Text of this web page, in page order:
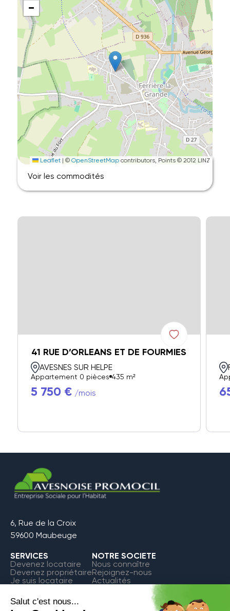
−
Leaflet | ©OpenStreetMap contributors, Points © 2012 LINZ
Voir les commodités
41 RUE D’ORLEANS ET DE FOURMIES
AVESNES SUR HELPE
Appartement 0 pièces 435 m²
5 750 € /mois
6, Rue de la Croix
59600 Maubeuge
SERVICES
Devenez locataire
Devenez propriétaire
Je suis locataire
NOTRE SOCIETE
Nous connaître
Rejoignez-nous
Actualités